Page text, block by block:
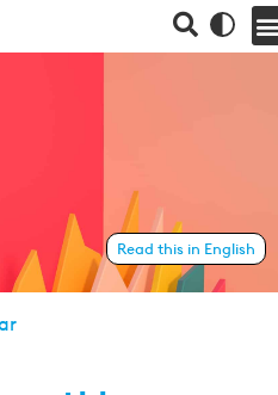
Read this in English